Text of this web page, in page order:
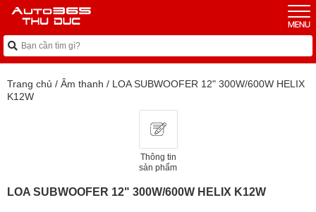
Trang chủ / Âm thanh / LOA SUBWOOFER 12" 300W/600W HELIX
K12W
Thông tin
sản phẩm
LOA SUBWOOFER 12" 300W/600W HELIX K12W